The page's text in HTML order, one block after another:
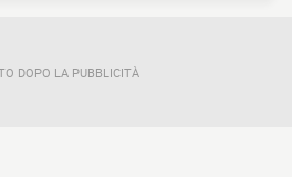
DOPO LA PUBBLICITÀ